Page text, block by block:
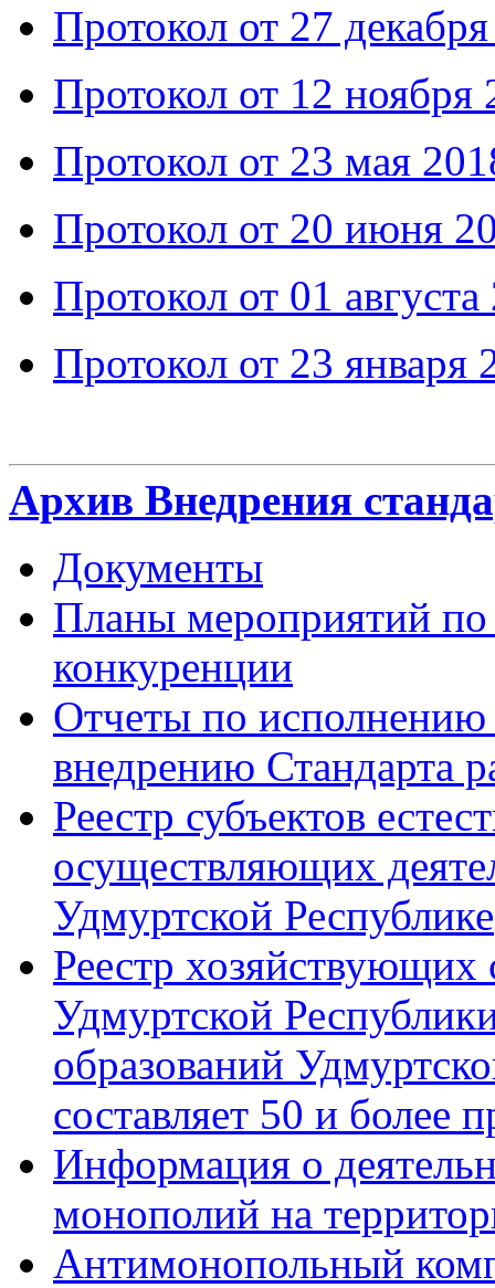
Протокол от 27
Протокол от 12 ноября
Протокол от 23 мая
Протокол от 20 июня
Протокол от 01 августа
Протокол от 23 января
Архив Внедрения
Документы
Планы мероприятий по
конкуренции
Отчеты по
внедрению Стандарта
Реестр субъектов
осуществляющих
Удмуртской Республике
Реестр хозяйствующих
Удмуртской
образований
составляет 50 и более
Информация о
монополий на
Антимонопольный